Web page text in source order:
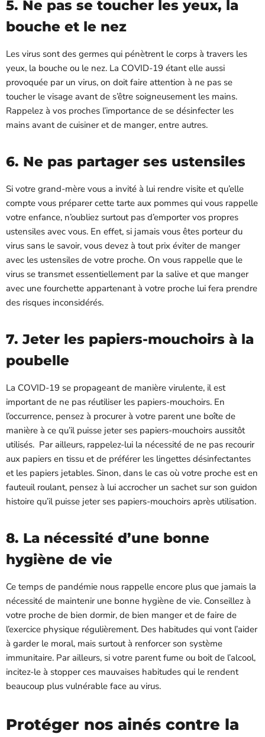
5. Ne pas se toucher les yeux, la
bouche et le nez
Les virus sont des germes qui pénètrent le corps à travers les
yeux, la bouche ou le nez. La COVID-19 étant elle aussi
provoquée par un virus, on doit faire attention à ne pas se
toucher le visage avant de s’être soigneusement les mains.
Rappelez à vos proches l’importance de se désinfecter les
mains avant de cuisiner et de manger, entre autres.
6. Ne pas partager ses ustensiles
Si votre grand-mère vous a invité à lui rendre visite et qu’elle
compte vous préparer cette tarte aux pommes qui vous rappelle
votre enfance, n’oubliez surtout pas d’emporter vos propres
ustensiles avec vous. En effet, si jamais vous êtes porteur du
virus sans le savoir, vous devez à tout prix éviter de manger
avec les ustensiles de votre proche. On vous rappelle que le
virus se transmet essentiellement par la salive et que manger
avec une fourchette appartenant à votre proche lui fera prendre
des risques inconsidérés.
7. Jeter les papiers-mouchoirs à la
poubelle
La COVID-19 se propageant de manière virulente, il est
important de ne pas réutiliser les papiers-mouchoirs. En
l’occurrence, pensez à procurer à votre parent une boîte de
manière à ce qu’il puisse jeter ses papiers-mouchoirs aussitôt
utilisés. Par ailleurs, rappelez-lui la nécessité de ne pas recourir
aux papiers en tissu et de préférer les lingettes désinfectantes
et les papiers jetables. Sinon, dans le cas où votre proche est en
fauteuil roulant, pensez à lui accrocher un sachet sur son guidon
histoire qu’il puisse jeter ses papiers-mouchoirs après utilisation.
8. La nécessité d’une bonne
hygiène de vie
Ce temps de pandémie nous rappelle encore plus que jamais la
nécessité de maintenir une bonne hygiène de vie. Conseillez à
votre proche de bien dormir, de bien manger et de faire de
l’exercice physique régulièrement. Des habitudes qui vont l’aider
à garder le moral, mais surtout à renforcer son système
immunitaire. Par ailleurs, si votre parent fume ou boit de l’alcool,
incitez-le à stopper ces mauvaises habitudes qui le rendent
beaucoup plus vulnérable face au virus.
Protéger nos ainés contre la